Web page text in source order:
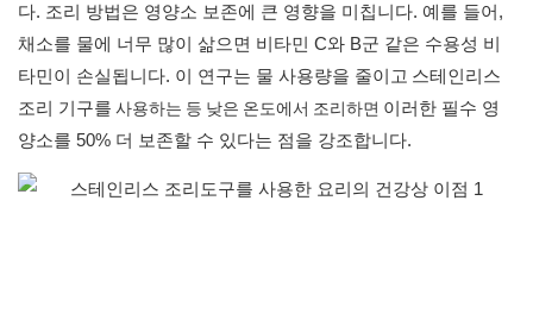
다. 조리 방법은 영양소 보존에 큰 영향을 미칩니다. 예를 들어,
채소를 물에 너무 많이 삶으면 비타민 C와 B군 같은 수용성 비
타민이 손실됩니다. 이 연구는 물 사용량을 줄이고 스테인리스
조리 기구를 사용하는 등 낮은 온도에서 조리하면 이러한 필수 영
양소를 50% 더 보존할 수 있다는 점을 강조합니다.